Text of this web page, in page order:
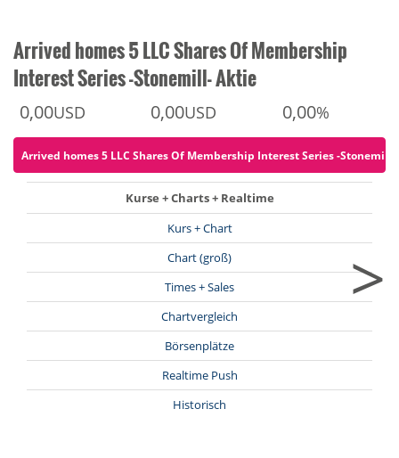
Arrived homes 5 LLC Shares Of Membership
Interest Series -Stonemill- Aktie
0,00USD 0,00USD 0,00%
Arrived homes 5 LLC Shares Of Membership Interest Series -Stonemill-
Kurse + Charts + Realtime
Kurs + Chart
Chart (groß)
Times + Sales
Chartvergleich
Börsenplätze
Realtime Push
Historisch
>